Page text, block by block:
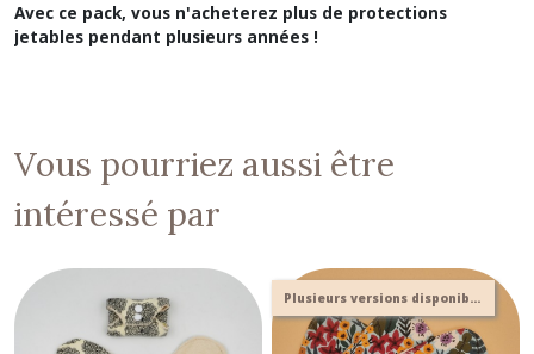
Avec ce pack, vous n'acheterez plus de protections
jetables pendant plusieurs années !
Vous pourriez aussi être
intéressé par
Plusieurs versions disponibles